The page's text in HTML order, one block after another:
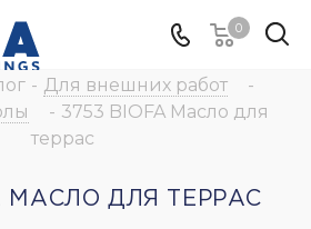
0
- Для внешних работ
-
- 3753 BIOFA Масло для
террас
МАСЛО ДЛЯ ТЕРРАС